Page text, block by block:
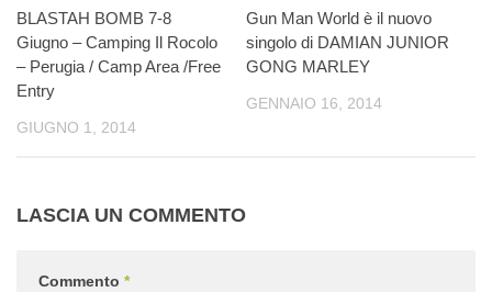
BLASTAH BOMB 7-8
Giugno – Camping Il Rocolo
– Perugia / Camp Area /Free
Entry
GIUGNO 1, 2014
Gun Man World è il nuovo
singolo di DAMIAN JUNIOR
GONG MARLEY
GENNAIO 16, 2014
LASCIA UN COMMENTO
Commento *